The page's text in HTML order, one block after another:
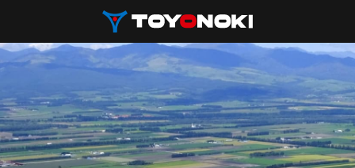
製品情報